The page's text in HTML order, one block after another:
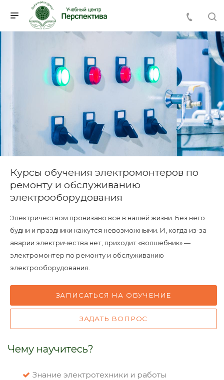
Курсы обучения электромонтеров по
ремонту и обслуживанию
электрооборудования
Электричеством пронизано все в нашей жизни. Без него
будни и праздники кажутся невозможными. И, когда из-за
аварии электричества нет, приходит «волшебник» —
электромонтер по ремонту и обслуживанию
электрооборудования.
ЗАПИСАТЬСЯ НА ОБУЧЕНИЕ
ЗАДАТЬ ВОПРОС
Чему научитесь?
Знание электротехники и работы